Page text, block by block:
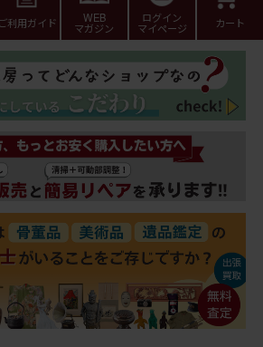
ご利用ガイド WEB
マガジン
ログイン
マイページ カート